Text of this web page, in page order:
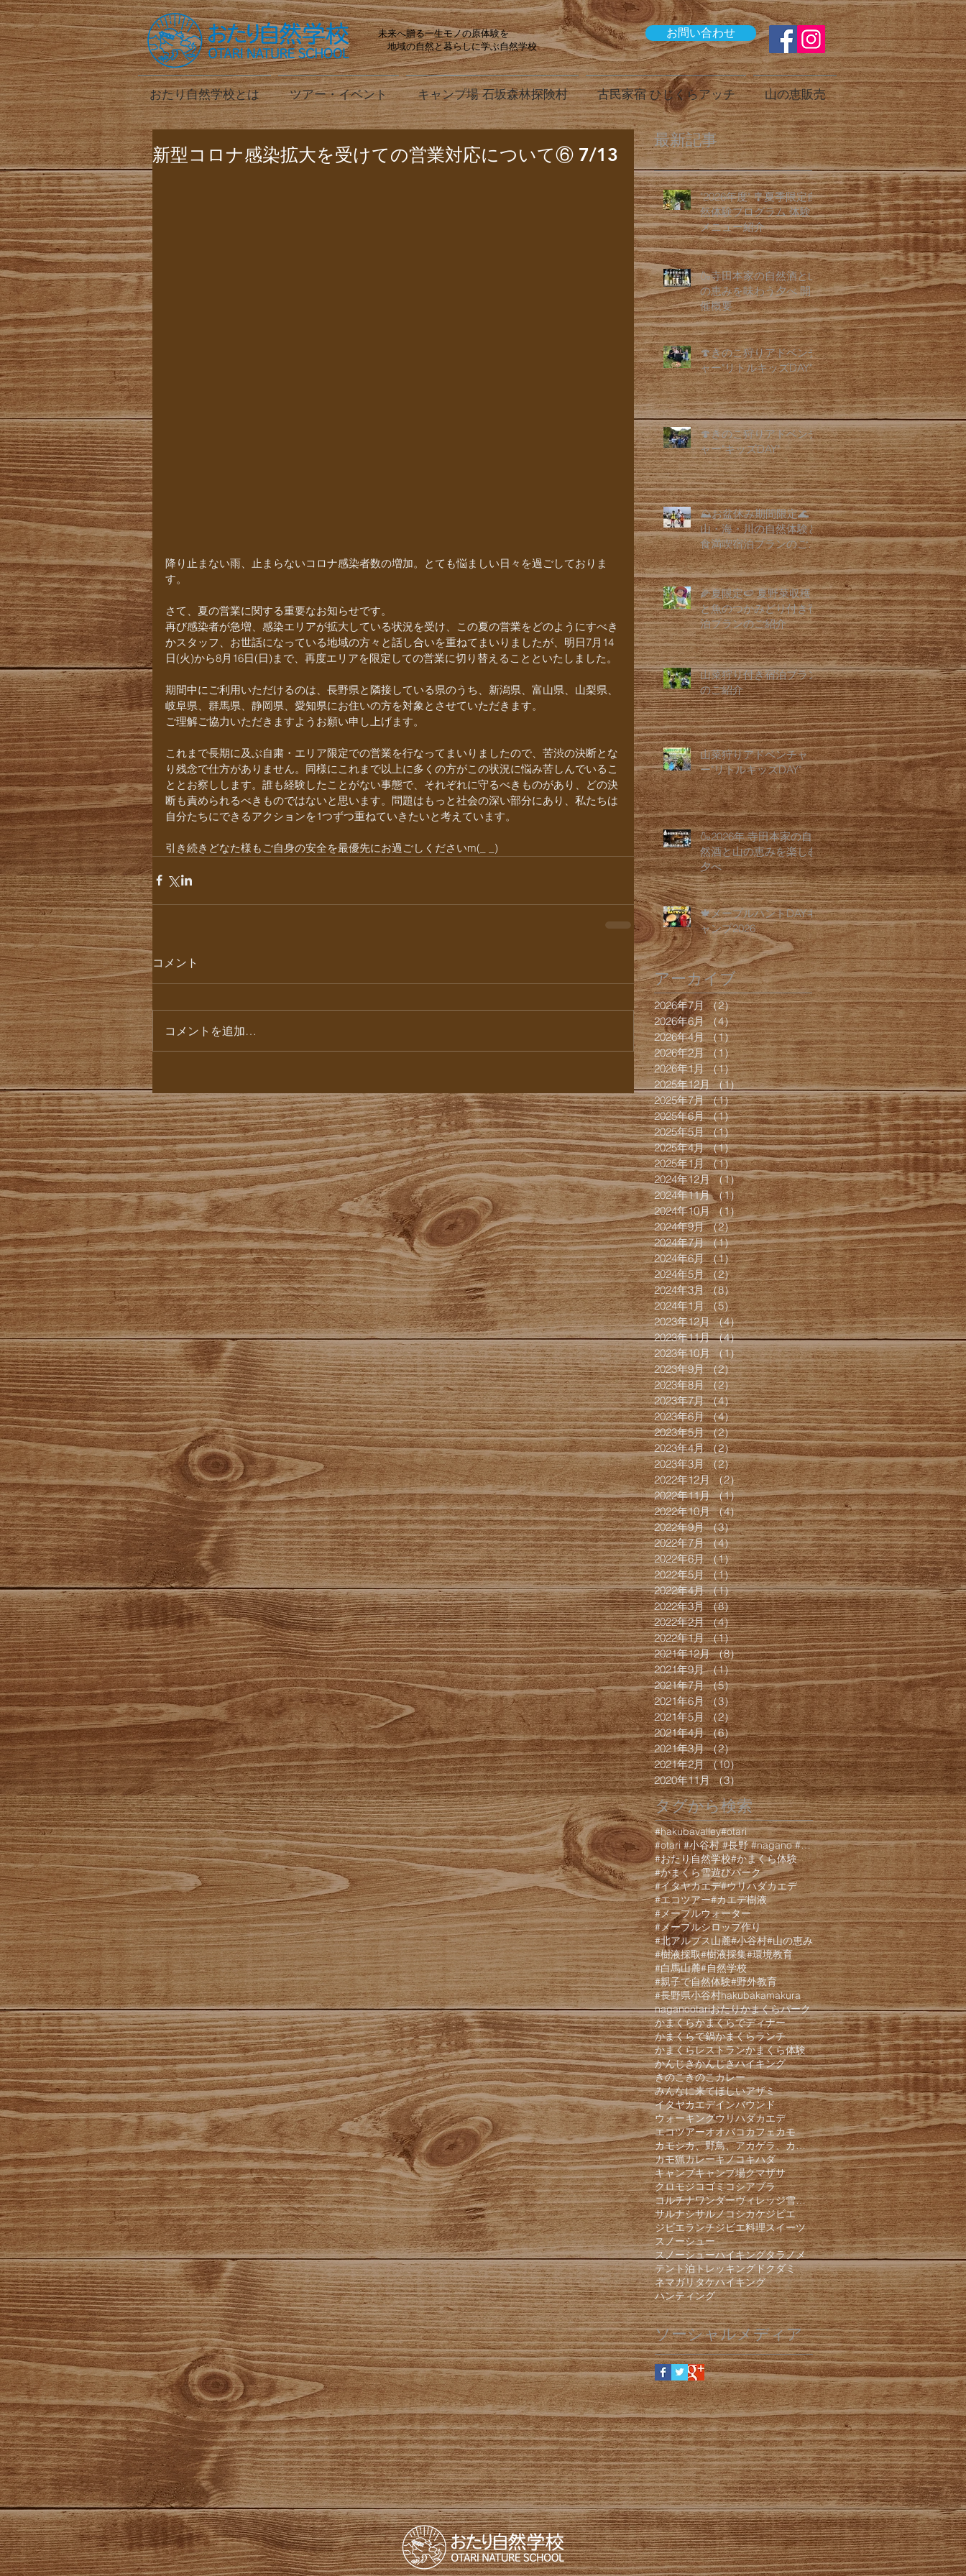
未来へ贈る一生モノの原体験を
地域の自然と暮らしに学ぶ自然学校
お問い合わせ
おたり自然学校とは ツアー・イベント キャンプ場 石坂森林探険村 古民家宿 ひじくらアッチ 山の恵販売
新型コロナ感染拡大を受けての営業対応について⑥ 7/13
降り止まない雨、止まらないコロナ感染者数の増加。とても悩ましい日々を過ごしておりま
す。
さて、夏の営業に関する重要なお知らせです。
再び感染者が急増、感染エリアが拡大している状況を受け、この夏の営業をどのようにすべき
かスタッフ、お世話になっている地域の方々と話し合いを重ねてまいりましたが、明日7月14
日(火)から8月16日(日)まで、再度エリアを限定しての営業に切り替えることといたしました。
期間中にご利用いただけるのは、長野県と隣接している県のうち、新潟県、富山県、山梨県、
岐阜県、群馬県、静岡県、愛知県にお住いの方を対象とさせていただきます。
ご理解ご協力いただきますようお願い申し上げます。
これまで長期に及ぶ自粛・エリア限定での営業を行なってまいりましたので、苦渋の決断とな
り残念で仕方がありません。同様にこれまで以上に多くの方がこの状況に悩み苦しんでいるこ
ととお察しします。誰も経験したことがない事態で、それぞれに守るべきものがあり、どの決
断も責められるべきものではないと思います。問題はもっと社会の深い部分にあり、私たちは
自分たちにできるアクションを1つずつ重ねていきたいと考えています。
引き続きどなた様もご自身の安全を最優先にお過ごしくださいm(_ _)
コメント
コメントを追加…
最新記事
"2026年度" 🎐夏季限定自
然体験プログラム 体験
メニュー紹介
🍶寺田本家の自然酒と山
の恵みを味わう夕べ 開
催概要
🍄きのこ狩りアドベンチ
ャー"リトルキッズDAY"
🍄きのこ狩りアドベンチ
ャー"キッズDAY"
⛰️お盆休み期間限定🌊
山・海・川の自然体験と
食満喫宿泊プランのご紹
介
🌽夏限定🍉 夏野菜収穫
と魚のつかみどり付き宿
泊プランのご紹介
山菜狩り付き宿泊プラン
のご紹介
山菜狩りアドベンチャ
ー"リトルキッズDAY"
🍶2026年 寺田本家の自
然酒と山の恵みを楽しむ
夕べ
🍁メープルハントDAYキ
ャンプ2026
アーカイブ
2026年7月 （2）2件の記事
2026年6月 （4）4件の記事
2026年4月 （1）1件の記事
2026年2月 （1）1件の記事
2026年1月 （1）1件の記事
2025年12月 （1）1件の記事
2025年7月 （1）1件の記事
2025年6月 （1）1件の記事
2025年5月 （1）1件の記事
2025年4月 （1）1件の記事
2025年1月 （1）1件の記事
2024年12月 （1）1件の記事
2024年11月 （1）1件の記事
2024年10月 （1）1件の記事
2024年9月 （2）2件の記事
2024年7月 （1）1件の記事
2024年6月 （1）1件の記事
2024年5月 （2）2件の記事
2024年3月 （8）8件の記事
2024年1月 （5）5件の記事
2023年12月 （4）4件の記事
2023年11月 （4）4件の記事
2023年10月 （1）1件の記事
2023年9月 （2）2件の記事
2023年8月 （2）2件の記事
2023年7月 （4）4件の記事
2023年6月 （4）4件の記事
2023年5月 （2）2件の記事
2023年4月 （2）2件の記事
2023年3月 （2）2件の記事
2022年12月 （2）2件の記事
2022年11月 （1）1件の記事
2022年10月 （4）4件の記事
2022年9月 （3）3件の記事
2022年7月 （4）4件の記事
2022年6月 （1）1件の記事
2022年5月 （1）1件の記事
2022年4月 （1）1件の記事
2022年3月 （8）8件の記事
2022年2月 （4）4件の記事
2022年1月 （1）1件の記事
2021年12月 （8）8件の記事
2021年9月 （1）1件の記事
2021年7月 （5）5件の記事
2021年6月 （3）3件の記事
2021年5月 （2）2件の記事
2021年4月 （6）6件の記事
2021年3月 （2）2件の記事
2021年2月 （10）10件の記事
2020年11月 （3）3件の記事
タグから検索
#hakubavalley#otari
#otari #小谷村 #長野 #nagano #白馬 #hakuba #栂池 #栂池高原 #栂池高
#おたり自然学校#かまくら体験
#かまくら雪遊びパーク
#イタヤカエデ#ウリハダカエデ
#エコツアー#カエデ樹液
#メープルウォーター
#メープルシロップ作り
#北アルプス山麓#小谷村#山の恵み
#樹液採取#樹液採集#環境教育
#白馬山麓#自然学校
#親子で自然体験#野外教育
#長野県小谷村hakubakamakura
naganootariおたりかまくらパーク
かまくらかまくらでディナー
かまくらで鍋かまくらランチ
かまくらレストランかまくら体験
かんじきかんじきハイキング
きのこきのこカレー
みんなに来てほしいアザミ
イタヤカエデインバウンド
ウォーキングウリハダカエデ
エコツアーオオバコカフェカモ
カモシカ、野鳥、アカゲラ、カケス、クモロジ、野生動物、かんじき、
カモ猟カレーキノコキハダ
キャンプキャンプ場クマザサ
クロモジコゴミコシアブラ
コルチナワンダーヴィレッジ雪遊びパーク
サルナシサルノコシカケジビエ
ジビエランチジビエ料理スイーツ
スノーシュー
スノーシューハイキングタラノメ
テント泊トレッキングドクダミ
ネマガリタケハイキング
ハンティング
ソーシャルメディア